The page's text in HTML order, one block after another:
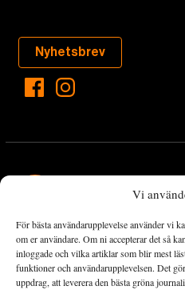
Vi
För bästa användarupplevelse använder vi
om er användare. Om ni accepterar det så
inloggade och vilka artiklar som blir mest
funktioner och användarupplevelsen. Det
uppdrag, att leverera den bästa gröna
Nyhetsbrev
Landets Fria Tidning är en
det viktigaste som händer lokalt
omställningsrörelsen. En